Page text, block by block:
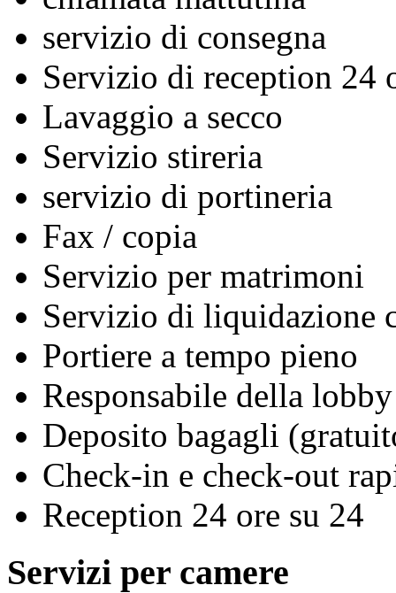
servizio di consegna
Servizio di reception 24
Lavaggio a secco
Servizio stireria
servizio di portineria
Fax / copia
Servizio per matrimoni
Servizio di liquidazione
Portiere a tempo pieno
Responsabile della
Deposito bagagli
Check-in e check-out
Reception 24 ore su 24
Servizi per camere